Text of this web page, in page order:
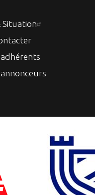
Situation
adhérents